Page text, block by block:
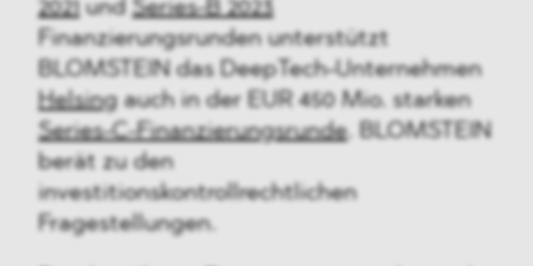
2021 undSeries-B 2023
Finanzierungsrunden unterstützt
BLOMSTEIN das DeepTech-Unternehmen
Helsingauch in der EUR 450 Mio. starken
Series-C-Finanzierungsrunde. BLOMSTEIN
berät zu den
investitionskontrollrechtlichen
Fragestellungen.